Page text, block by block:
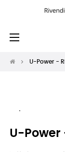
navigazione
☰
U-Power -
U-Power